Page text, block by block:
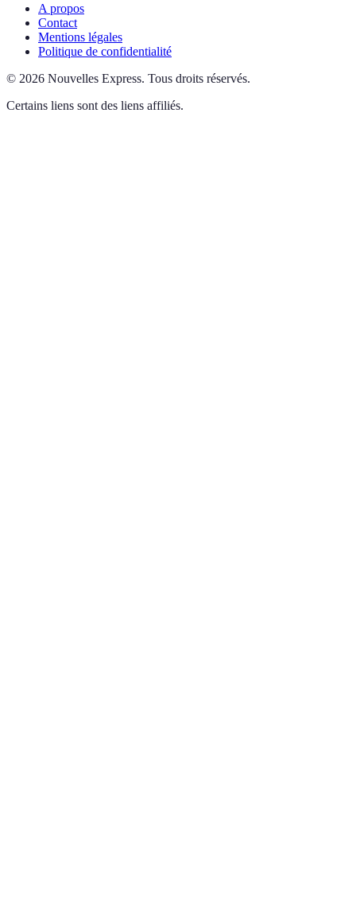
A propos
Contact
Mentions légales
Politique de confidentialité
© 2026 Nouvelles Express. Tous droits réservés.
Certains liens sont des liens affiliés.